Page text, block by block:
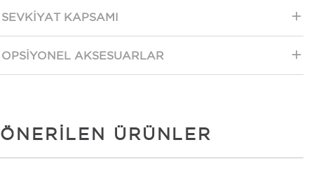
SEVKIYAT KAPSAMI
OPSIYONEL AKSESUARLAR
ÖNERILEN ÜRÜNLER